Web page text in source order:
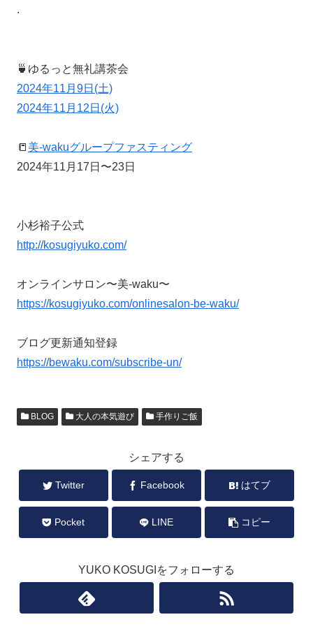
.
🍵ゆるっと無礼講茶会
2024年11月9日(土)
2024年11月12日(火)
📒 美-wakuグループファスティング
2024年11月17日〜23日
小杉裕子公式
http://kosugiyuko.com/
オンラインサロン〜美-waku〜
https://kosugiyuko.com/onlinesalon-be-waku/
ブログ更新通知登録
https://bewaku.com/subscribe-un/
BLOG 大人の本気遊び 手作りご飯
シェアする
Twitter Facebook はてブ
Pocket LINE コピー
YUKO KOSUGIをフォローする